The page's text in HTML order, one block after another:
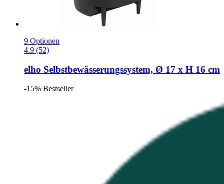
9 Optionen
4.9 (52)
elho Selbstbewässerungssystem, Ø 17 x H 16 cm
-15% Bestseller